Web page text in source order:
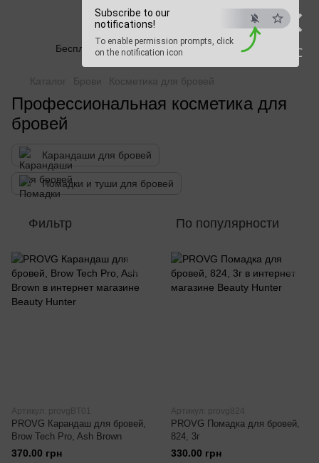
×
ESC
Subscribe to our
notifications!
To enable permission prompts, click
on the notification icon
Beauty Hunter
Бесплатная доставка при заказе от 2500 грн
Каталог Брови Косметика для бровей
Профессиональная косметика для
бровей
Карандаши для бровей
Помадки и туши для бровей
Фильтр По популярности
Артикул: provgBT01
PROVG Карандаш для бровей,
Brow Tech Pro, Ash Brown
370.00 грн
Артикул: provg824
PROVG Помадка для бровей,
824, 3г
330.00 грн